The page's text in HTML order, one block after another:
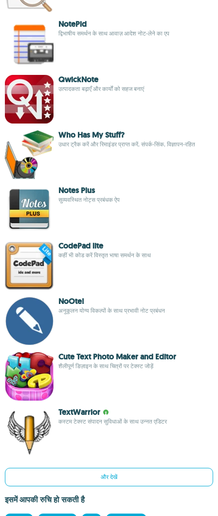
NotePid
द्विभाषीय समर्थन के साथ आवाज़ आदेश नोट-लेने का एप
QwickNote
उत्पादकता बढ़ाएँ और कार्यों को सहज बनाएं
Who Has My Stuff?
उधार ट्रैक करें और रिमाइंडर प्राप्त करें, संपर्क-सिंक, विज्ञापन-रहित
Notes Plus
सुव्यवस्थित नोट्स प्रबंधक ऐप
CodePad lite
कहीं भी कोड करें विस्तृत भाषा समर्थन के साथ
NoOte!
अनुकूलन योग्य विकल्पों के साथ प्रभावी नोट प्रबंधन
Cute Text Photo Maker and Editor
शैलीपूर्ण डिज़ाइन के साथ चित्रों पर टेक्स्ट जोड़ें
TextWarrior
कस्टम टेक्स्ट संपादन सुविधाओं के साथ उन्नत एडिटर
और देखें
इसमें आपकी रुचि हो सकती है